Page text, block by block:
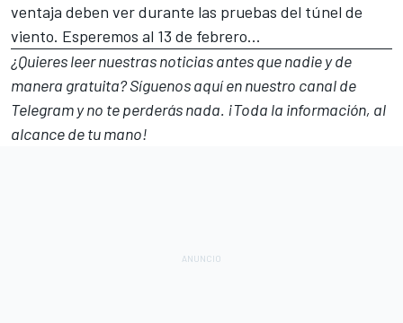
ventaja deben ver durante las pruebas del túnel de
viento. Esperemos al 13 de febrero...
¿Quieres leer nuestras noticias antes que nadie y de
manera gratuita? Síguenosaquí en nuestro canal de
Telegramy no te perderás nada. ¡Toda la información, al
alcance de tu mano!